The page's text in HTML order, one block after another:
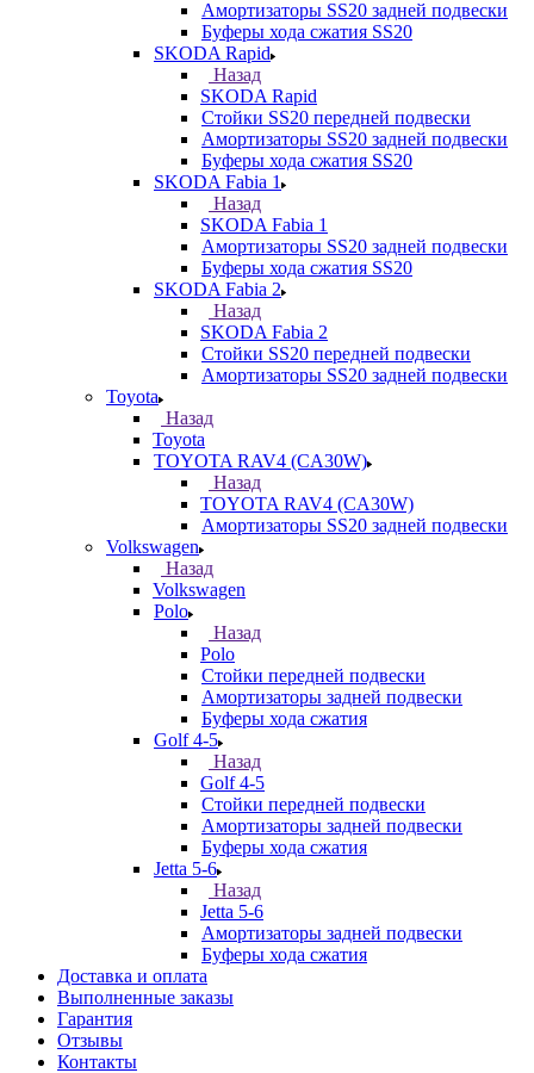
Амортизаторы SS20 задней подвески
Буферы хода сжатия SS20
SKODA Rapid
Назад
SKODA Rapid
Стойки SS20 передней подвески
Амортизаторы SS20 задней подвески
Буферы хода сжатия SS20
SKODA Fabia 1
Назад
SKODA Fabia 1
Амортизаторы SS20 задней подвески
Буферы хода сжатия SS20
SKODA Fabia 2
Назад
SKODA Fabia 2
Стойки SS20 передней подвески
Амортизаторы SS20 задней подвески
Toyota
Назад
Toyota
TOYOTA RAV4 (CA30W)
Назад
TOYOTA RAV4 (CA30W)
Амортизаторы SS20 задней подвески
Volkswagen
Назад
Volkswagen
Polo
Назад
Polo
Стойки передней подвески
Амортизаторы задней подвески
Буферы хода сжатия
Golf 4-5
Назад
Golf 4-5
Стойки передней подвески
Амортизаторы задней подвески
Буферы хода сжатия
Jetta 5-6
Назад
Jetta 5-6
Амортизаторы задней подвески
Буферы хода сжатия
Доставка и оплата
Выполненные заказы
Гарантия
Отзывы
Контакты